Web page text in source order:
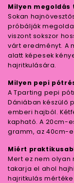
Milyen
Sokan
próbálják
viszont sokszor
várt eredményt. A
alatt képesek
hajritkulására.
Milyen pepi
A Tparting pepi
Dániában készülő
emberi hajból.
kapható. A 20cm-
gramm, az 40cm-
Miért
Mert ez nem olyan
takarja el ahol
hajritkulás